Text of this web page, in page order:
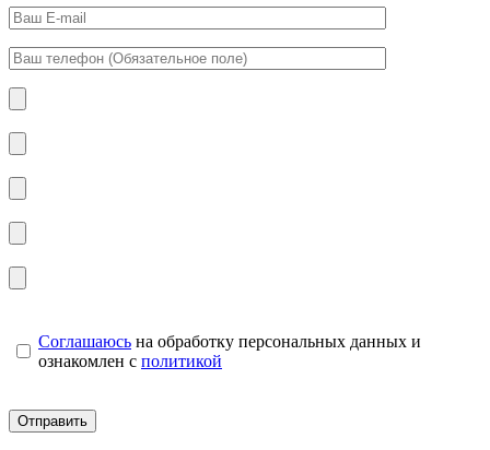
Соглашаюсь на обработку персональных данных и
ознакомлен с политикой